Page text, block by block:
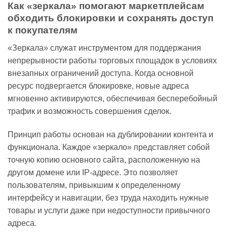
Как «зеркала» помогают маркетплейсам
обходить блокировки и сохранять доступ
к покупателям
«Зеркала» служат инструментом для поддержания
непрерывности работы торговых площадок в условиях
внезапных ограничений доступа. Когда основной
ресурс подвергается блокировке, новые адреса
мгновенно активируются, обеспечивая бесперебойный
трафик и возможность совершения сделок.
Принцип работы основан на дублировании контента и
функционала. Каждое «зеркало» представляет собой
точную копию основного сайта, расположенную на
другом домене или IP-адресе. Это позволяет
пользователям, привыкшим к определенному
интерфейсу и навигации, без труда находить нужные
товары и услуги даже при недоступности привычного
адреса.